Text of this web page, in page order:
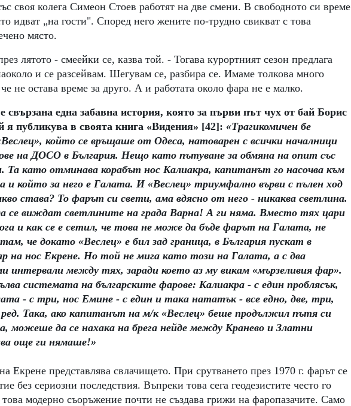
своя колега Симеон Стоев работят на две смени. В свободното си време
идват „на гости". Според него жените по-трудно свикват с това
място.
лятото - смеейки се, казва той. - Тогава курортният сезон предлага
и се разсейвам. Шегувам се, разбира се. Имаме толкова много
не остава време за друго. А и работата около фара не е малко.
свързана една забавна история, която за първи път чух от бай Борис
я публикува в своята книга «Видения» [42]: «Трагикомичен бе
който се връщаше от Одеса, натоварен с всички началници
на ДОСО в България. Нещо като пътуване за обмяна на опит със
Та като отминава корабът нос Калиакра, капитанът го насочва към
който за него е Галата. И «Веслец» триумфално върви с пълен ход
става? То фарът си свети, ама вдясно от него - никаква светлина.
се виждат светлините на града Варна! А ги няма. Вместо тях цари
и как се е сетил, че това не може да бъде фарът на Галата, не
че докато «Веслец» е бил зад граница, в България пускат в
на нос Екрене. Но той не мига като този на Галата, а с два
интервали между тях, заради което аз му викам «мързеливия фар».
системата на българските фарове: Калиакра - с един проблясък,
- с три, нос Емине - с един и така нататък - все едно, две, три,
Така, ако капитанът на м/к «Веслец» беше продължил пътя си
можеше да се нахака на брега нейде между Кранево и Златни
още ги нямаше!»
Екрене представлява свлачището. При срутването през 1970 г. фарът се
без сериозни последствия. Въпреки това сега геодезистите често го
модерно съоръжение почти не създава грижи на фаропазачите. Само